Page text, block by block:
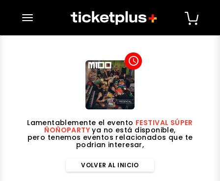
desplegar navegación
access_time
Lamentablemente el evento FESTIVAL SÚPER
ÑOÑOPARTY ya no está disponible,
pero tenemos eventos relacionados que te
podrian interesar,
VOLVER AL INICIO